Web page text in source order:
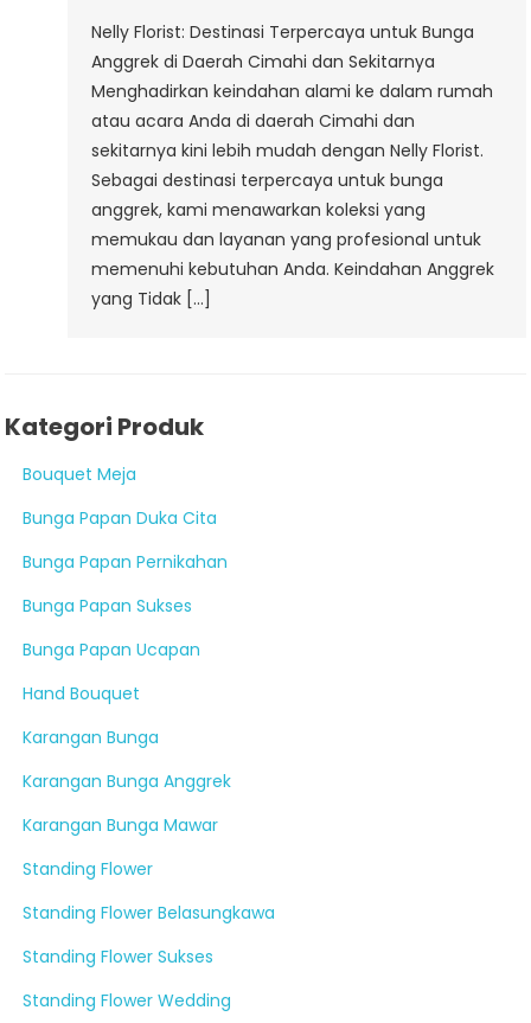
Nelly Florist: Destinasi Terpercaya untuk Bunga
Anggrek di Daerah Cimahi dan Sekitarnya
Menghadirkan keindahan alami ke dalam rumah
atau acara Anda di daerah Cimahi dan
sekitarnya kini lebih mudah dengan Nelly Florist.
Sebagai destinasi terpercaya untuk bunga
anggrek, kami menawarkan koleksi yang
memukau dan layanan yang profesional untuk
memenuhi kebutuhan Anda. Keindahan Anggrek
yang Tidak […]
Kategori Produk
Bouquet Meja
Bunga Papan Duka Cita
Bunga Papan Pernikahan
Bunga Papan Sukses
Bunga Papan Ucapan
Hand Bouquet
Karangan Bunga
Karangan Bunga Anggrek
Karangan Bunga Mawar
Standing Flower
Standing Flower Belasungkawa
Standing Flower Sukses
Standing Flower Wedding